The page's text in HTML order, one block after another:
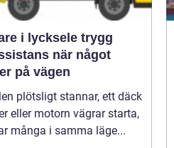
i lycksele trygg
när något
på vägen
plötsligt stannar, ett däck
eller motorn vägrar starta,
många i samma läge...